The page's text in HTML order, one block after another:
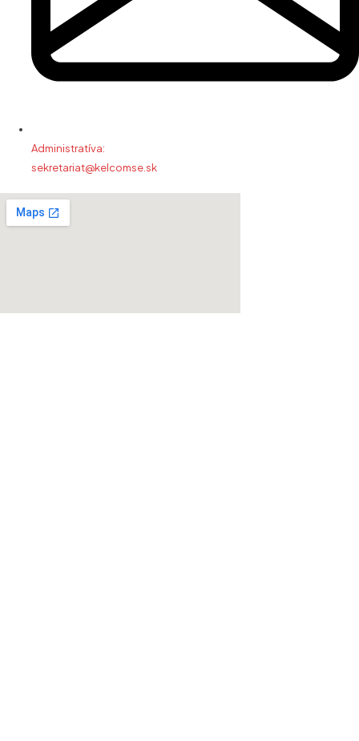
Administratíva:
sekretariat@kelcomse.sk